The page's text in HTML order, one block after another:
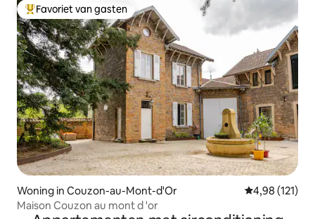
Topfavoriet van gasten
Favoriet van gasten
Woning in Couzon-au-Mont-d'Or Gemiddelde
4,98 (121)
Maison Couzon au mont d 'or